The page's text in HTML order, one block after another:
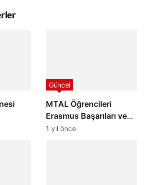
MTAL Öğrencileri
Erasmus Başarıları ve
Robot Yarışmalarıyla
Güncel
1 yıl önce